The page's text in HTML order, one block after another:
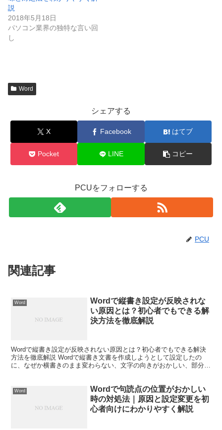
説
2018年5月18日
パソコン業界の独特な言い回
し
Word
シェアする
X Facebook はてブ
Pocket LINE コピー
PCUをフォローする
PCU
関連記事
Word
Wordで縦書き設定が反映されな
い原因とは？初心者でもできる解
決方法を徹底解説
Wordで縦書き設定が反映されない原因とは？初心者でもできる解決
方法を徹底解説 Wordで縦書き文書を作成しようとして設定したの
に、なぜか横書きのまま変わらない、文字の向きがおかしい、部分的
Word
Wordで句読点の位置がおかしい
時の対処法｜原因と設定変更を初
心者向けにわかりやすく解説